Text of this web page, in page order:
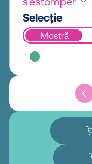
Selecție
Mostră